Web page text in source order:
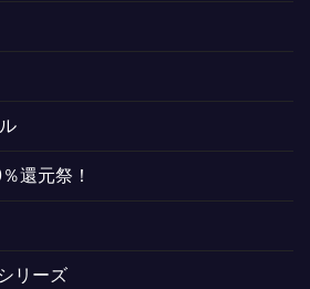
還元祭！
リーズ